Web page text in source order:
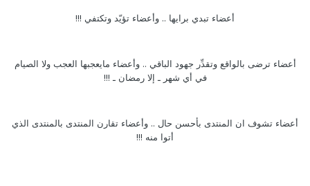
أعضاء تبدي برايها .. وأعضاء تؤيّد وتكتفي !!!
أعضاء ترضى بالواقع وتقدِّر جهود الباقي .. وأعضاء مايعجبها العجب ولا الصيام
في أي شهر ـ إلا رمضان ـ !!!
أعضاء تشوف ان المنتدى بأحسن حال .. وأعضاء تقارن المنتدى بالمنتدى الذي
أتوا منه !!!